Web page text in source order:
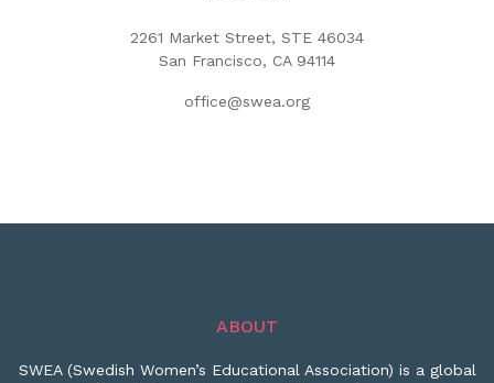
2261 Market Street, STE 46034
San Francisco, CA 94114
office@swea.org
ABOUT
SWEA (Swedish Women’s Educational Association) is a global